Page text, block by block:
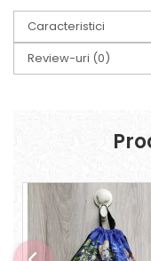
Caracteristici
Review-uri (0)